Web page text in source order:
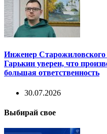
Инженер
Гарькин уверен, что
большая ответственность
30.07.2026
Выбирай свое